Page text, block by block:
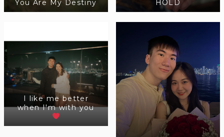
You Are My Destiny HOLD
I like me better
when I'm with you